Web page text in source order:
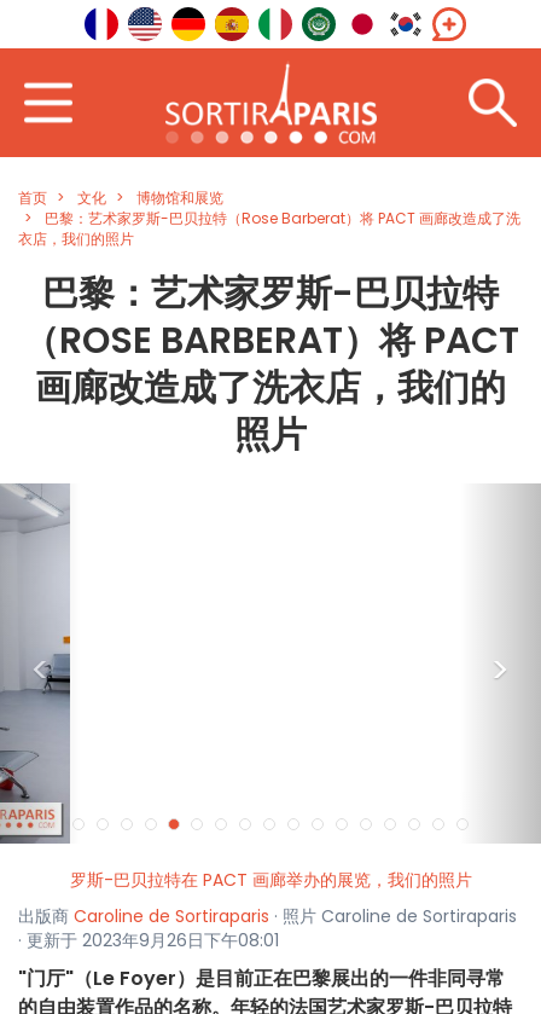
首页 文化
博物馆和展览
巴黎：艺术家罗斯-巴贝拉特（Rose Barberat）将 PACT 画廊改造成了洗
衣店，我们的照片
巴黎：艺术家罗斯-巴贝拉特
（ROSE BARBERAT）将 PACT
画廊改造成了洗衣店，我们的
照片
< >
罗斯-巴贝拉特在 PACT 画廊举办的展览，我们的照片
出版商 Caroline de Sortiraparis · 照片 Caroline de Sortiraparis
· 更新于 2023年9月26日下午08:01
"门厅"（Le Foyer）是目前正在巴黎展出的一件非同寻常
的自由装置作品的名称。年轻的法国艺术家罗斯-巴贝拉特